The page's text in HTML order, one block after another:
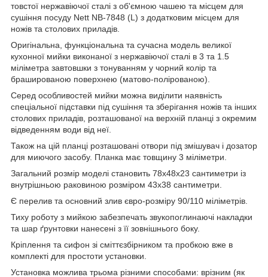
товстої нержавіючої сталі з об'ємною чашею та місцем для
сушіння посуду Nett NB-7848 (L) з додатковим місцем для
ножів та столових приладів.
Оригінальна, функціональна та сучасна модель великої
кухонної мийки виконаної з нержавіючої сталі в 3 та 1.5
міліметра завтовшки з тонуванням у чорний колір та
брашированою поверхнею (матово-полірованою).
Серед особливостей мийки можна виділити наявність
спеціальної підставки під сушіння та зберігання ножів та інших
столових приладів, розташованої на верхній планці з окремим
відведенням води від неї.
Також на цій планці розташовані отвори під змішувач і дозатор
для миючого засобу. Планка має товщину 3 міліметри.
Загальний розмір моделі становить 78х48х23 сантиметри із
внутрішньою раковиною розміром 43х38 сантиметри.
Є перелив та основний злив євро-розміру 90/110 міліметрів.
Тиху роботу з мийкою забезпечать звукопоглинаючі накладки
та шар ґрунтовки нанесені з її зовнішнього боку.
Кріплення та сифон зі сміттєзбірником та пробкою вже в
комплекті для простоти установки.
Установка можлива трьома різними способами: врізним (як